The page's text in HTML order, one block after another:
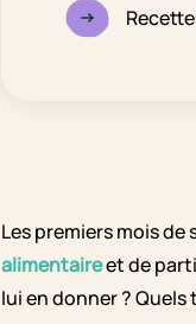
Les premiers mois
alimentaireet de
lui en donner ?